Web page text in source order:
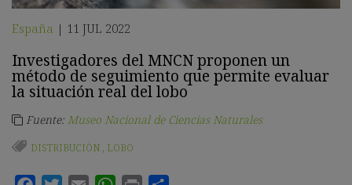
España | 11 JUL 2022
Investigadores del MNCN proponen un
método de seguimiento que permite evaluar
la situación real del lobo
Fuente: Museo Nacional de Ciencias Naturales
DISTRIBUCIÓN, LOBO